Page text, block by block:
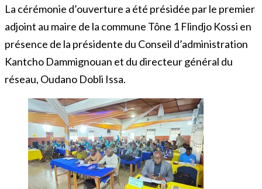
La cérémonie d’ouverture a été présidée par le premier
adjoint au maire de la commune Tône 1 Flindjo Kossi en
présence de la présidente du Conseil d’administration
Kantcho Dammignouan et du directeur général du
réseau, Oudano Dobli Issa.